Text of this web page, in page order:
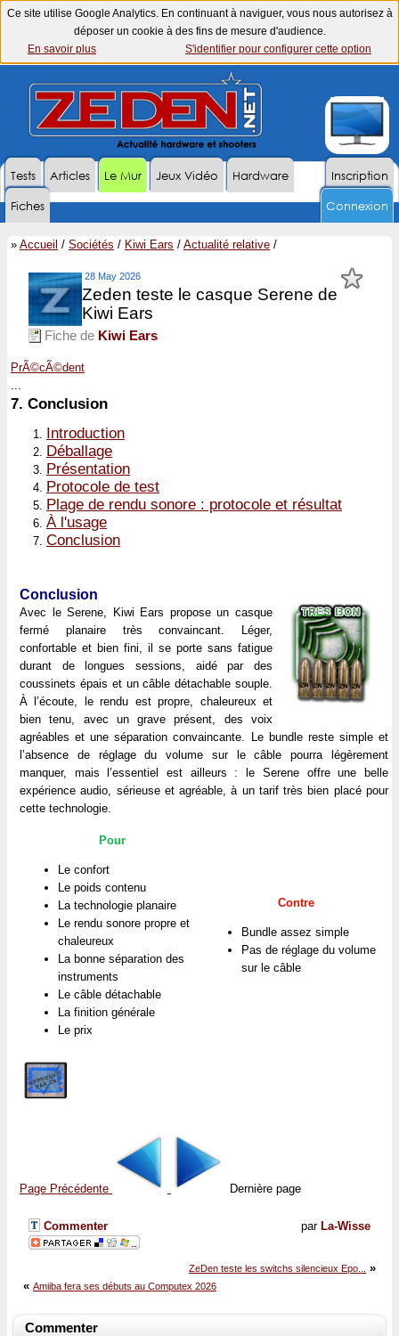
Ce site utilise Google Analytics. En continuant à naviguer, vous nous autorisez à
déposer un cookie à des fins de mesure d'audience.
En savoir plus
S'identifier pour configurer cette option
Inscription
Tests Articles Le Mur Jeux Vidéo
Hardware
Fiches
Connexion
» Accueil / Sociétés / Kiwi Ears / Actualité relative /
28 May 2026
Zeden teste le casque Serene de
Kiwi Ears
Fiche de Kiwi Ears
PrÃ©cÃ©dent
...
7. Conclusion
Introduction
Déballage
Présentation
Protocole de test
Plage de rendu sonore : protocole et résultat
À l'usage
Conclusion
Conclusion
Avec le Serene, Kiwi Ears propose un casque
fermé planaire très convaincant. Léger,
confortable et bien fini, il se porte sans fatigue
durant de longues sessions, aidé par des
coussinets épais et un câble détachable souple.
À l’écoute, le rendu est propre, chaleureux et
bien tenu, avec un grave présent, des voix
agréables et une séparation convaincante. Le bundle reste simple et
l’absence de réglage du volume sur le câble pourra légèrement
manquer, mais l’essentiel est ailleurs : le Serene offre une belle
expérience audio, sérieuse et agréable, à un tarif très bien placé pour
cette technologie.
Pour
Le confort
Le poids contenu
La technologie planaire
Le rendu sonore propre et
chaleureux
La bonne séparation des
instruments
Le câble détachable
La finition générale
Le prix
Contre
Bundle assez simple
Pas de réglage du volume
sur le câble
Page Précédente Dernière page
par La-Wisse
Commenter
ZeDen teste les switchs silencieux Epo...
»
« Amiiba fera ses débuts au Computex 2026
Commenter